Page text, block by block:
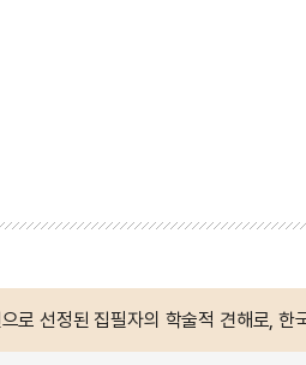
로 선정된 집필자의 학술적 견해로,